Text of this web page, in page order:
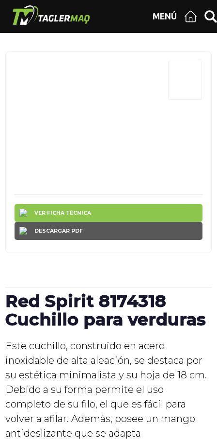
MENÚ
VER FICHA TÉCNICA
DESCARGAR PDF
Red Spirit 8174318
Cuchillo para verduras
Este cuchillo, construido en acero
inoxidable de alta aleación, se destaca por
su estética minimalista y su hoja de 18 cm.
Debido a su forma permite el uso
completo de su filo, el que es fácil para
volver a afilar. Además, posee un mango
antideslizante que se adapta